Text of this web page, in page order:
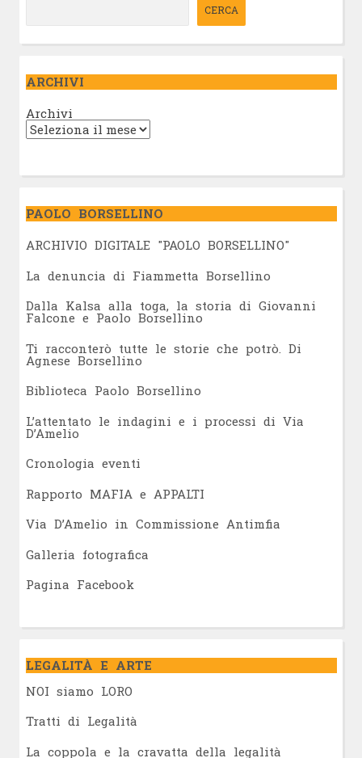
CERCA
ARCHIVI
Archivi
PAOLO BORSELLINO
ARCHIVIO DIGITALE "PAOLO BORSELLINO"
La denuncia di Fiammetta Borsellino
Dalla Kalsa alla toga, la storia di Giovanni
Falcone e Paolo Borsellino
Ti racconterò tutte le storie che potrò. Di
Agnese Borsellino
Biblioteca Paolo Borsellino
L’attentato le indagini e i processi di Via
D’Amelio
Cronologia eventi
Rapporto MAFIA e APPALTI
Via D’Amelio in Commissione Antimfia
Galleria fotografica
Pagina Facebook
LEGALITÀ E ARTE
NOI siamo LORO
Tratti di Legalità
La coppola e la cravatta della legalità